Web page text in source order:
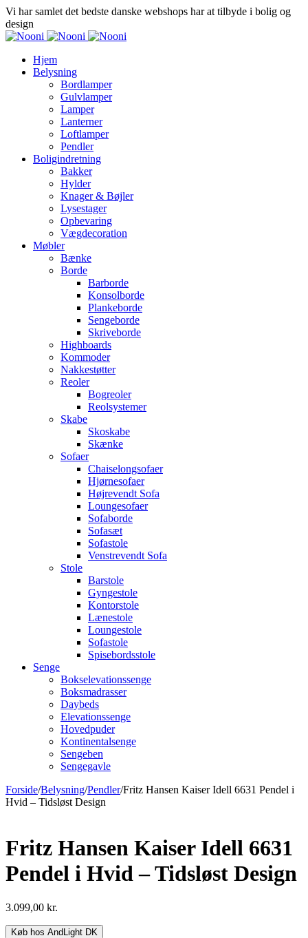
Vi har samlet det bedste danske webshops har at tilbyde i bolig og
design
Hjem
Belysning
Bordlamper
Gulvlamper
Lamper
Lanterner
Loftlamper
Pendler
Boligindretning
Bakker
Hylder
Knager & Bøjler
Lysestager
Opbevaring
Vægdecoration
Møbler
Bænke
Borde
Barborde
Konsolborde
Plankeborde
Sengeborde
Skriveborde
Highboards
Kommoder
Nakkestøtter
Reoler
Bogreoler
Reolsystemer
Skabe
Skoskabe
Skænke
Sofaer
Chaiselongsofaer
Hjørnesofaer
Højrevendt Sofa
Loungesofaer
Sofaborde
Sofasæt
Sofastole
Venstrevendt Sofa
Stole
Barstole
Gyngestole
Kontorstole
Lænestole
Loungestole
Sofastole
Spisebordsstole
Senge
Bokselevationssenge
Boksmadrasser
Daybeds
Elevationssenge
Hovedpuder
Kontinentalsenge
Sengeben
Sengegavle
Forside/Belysning/Pendler/Fritz Hansen Kaiser Idell 6631 Pendel i
Hvid – Tidsløst Design
Fritz Hansen Kaiser Idell 6631
Pendel i Hvid – Tidsløst Design
3.099,00 kr.
Køb hos AndLight DK